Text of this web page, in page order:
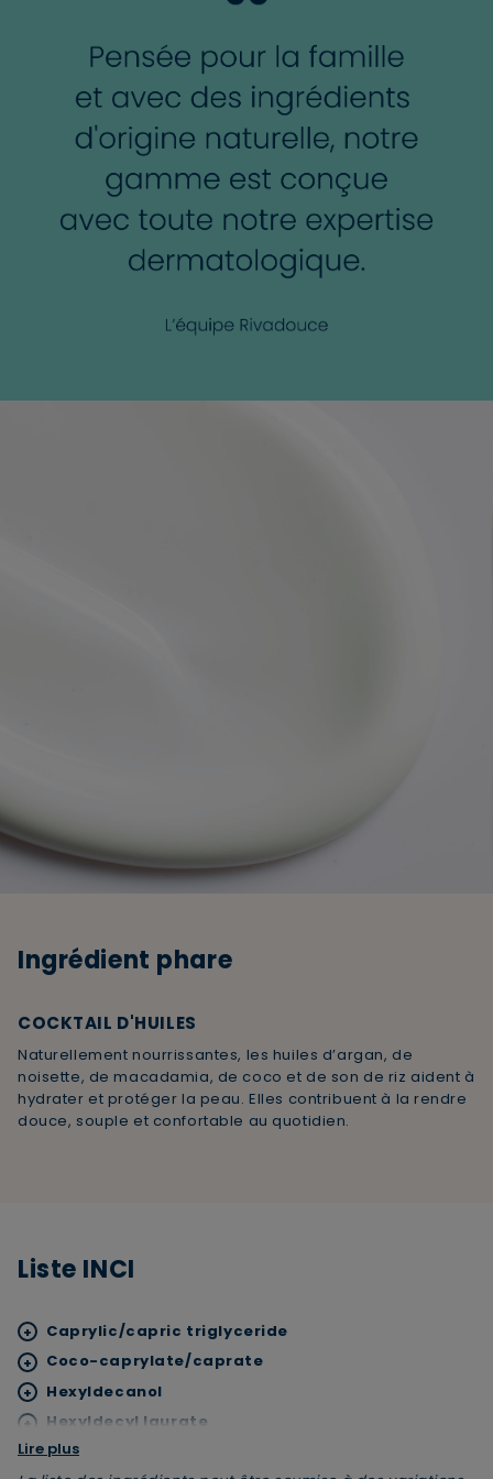
Ingrédient phare
COCKTAIL D'HUILES
Naturellement nourrissantes, les huiles d’argan, de
noisette, de macadamia, de coco et de son de riz aident à
hydrater et protéger la peau. Elles contribuent à la rendre
douce, souple et confortable au quotidien.
Liste INCI
+ Caprylic/capric triglyceride
+ Coco-caprylate/caprate
+ Hexyldecanol
+ Hexyldecyl laurate
+ Parfum
Lire plus